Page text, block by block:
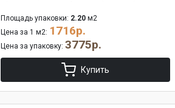
Площадь упаковки: 2.20 м2
Цена за 1 м2: 1716р.
Цена за упаковку: 3775р.
Купить